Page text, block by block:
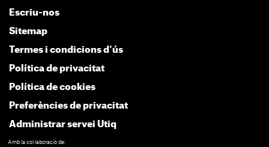
Escriu-nos
Sitemap
Termes i condicions d'ús
Política de privacitat
Política de cookies
Preferències de privacitat
Administrar servei Utiq
Amb la col·laboració de: